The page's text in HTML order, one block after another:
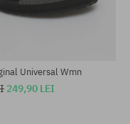
Universal Wmn
249,90 LEI